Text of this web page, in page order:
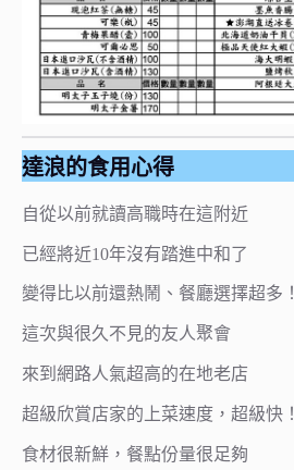
達浪的食用心得
自從以前就讀高職時在這附近
已經將近10年沒有踏進中和了
變得比以前還熱鬧、餐廳選擇超多！
這次與很久不見的友人聚會
來到網路人氣超高的在地老店
超級欣賞店家的上菜速度，超級快！
食材很新鮮，餐點份量很足夠